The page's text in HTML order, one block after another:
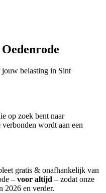
belasting in Sint
op zoek bent naar
verbonden wordt aan een
gratis & onafhankelijk van
– voor altijd – zodat onze
2026 en verder.